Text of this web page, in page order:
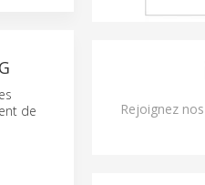
de
Rejoignez